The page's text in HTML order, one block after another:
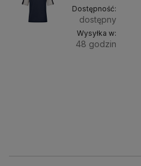
OKAZJA
Dostępność:
dostępny
Wysyłka w:
48 godzin